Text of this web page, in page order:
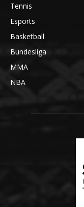
Tennis
Esports
Basketball
Bundesliga
MMA
NBA